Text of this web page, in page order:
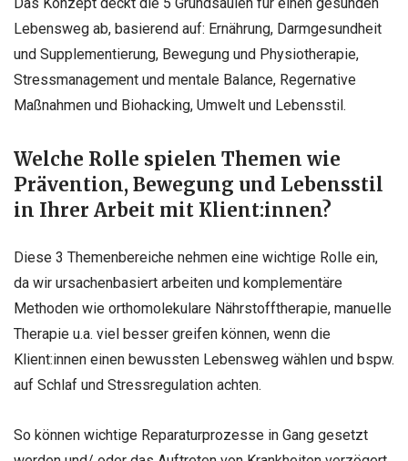
Lebensweg ab, basierend auf: Ernährung, Darmgesundheit
und Supplementierung, Bewegung und Physiotherapie,
Stressmanagement und mentale Balance, Regernative
Maßnahmen und Biohacking, Umwelt und Lebensstil.
Welche Rolle spielen Themen wie
Prävention, Bewegung und Lebensstil
in Ihrer Arbeit mit Klient:innen?
Diese 3 Themenbereiche nehmen eine wichtige Rolle ein,
da wir ursachenbasiert arbeiten und komplementäre
Methoden wie orthomolekulare Nährstofftherapie, manuelle
Therapie u.a. viel besser greifen können, wenn die
Klient:innen einen bewussten Lebensweg wählen und bspw.
auf Schlaf und Stressregulation achten.
So können wichtige Reparaturprozesse in Gang gesetzt